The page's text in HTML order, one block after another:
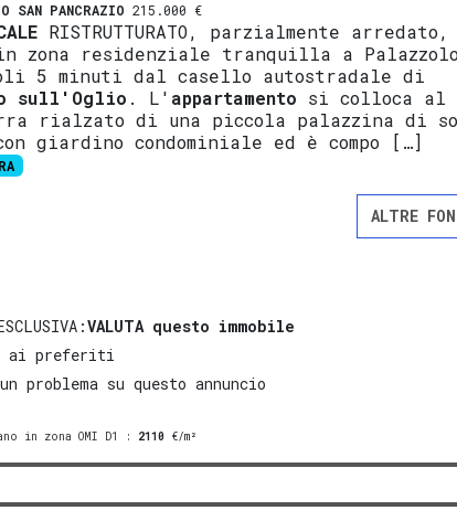
SAN PANCRAZIO 215.000 €
RISTRUTTURATO, parzialmente
zona residenziale tranquilla a
5 minuti dal casello autostradale di
sull'Oglio . L' appartamento si colloca al
rialzato di una piccola palazzina di
giardino condominiale ed è compo […]
ALTRE
VALUTA questo immobile
ai preferiti
problema su questo annuncio
in zona OMI D1 : 2110 €/m²